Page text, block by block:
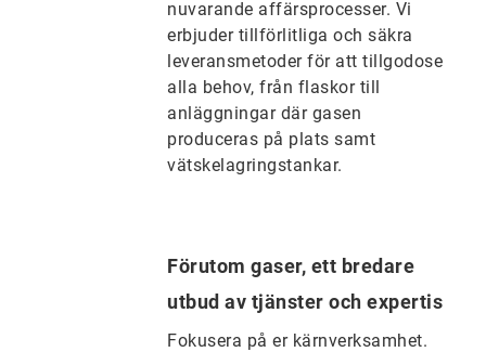
nuvarande affärsprocesser. Vi
erbjuder tillförlitliga och säkra
leveransmetoder för att tillgodose
alla behov, från flaskor till
anläggningar där gasen
produceras på plats samt
vätskelagringstankar.
Förutom gaser, ett bredare
utbud av tjänster och expertis
Fokusera på er kärnverksamhet.